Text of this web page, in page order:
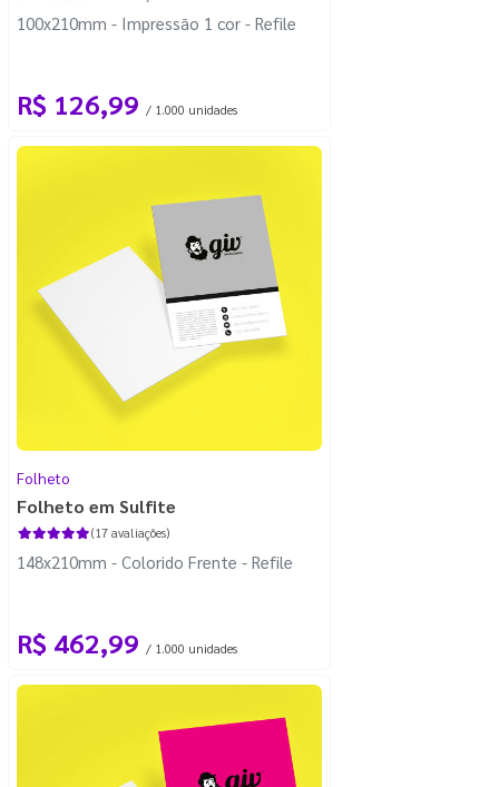
100x210mm - Impressão 1 cor - Refile
R$ 126,99 / 1.000 unidades
Folheto
Folheto em Sulfite
(17 avaliações)
148x210mm - Colorido Frente - Refile
R$ 462,99 / 1.000 unidades